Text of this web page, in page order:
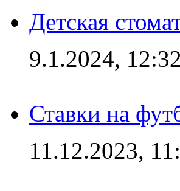
Детская
9.1.2024, 12:32
Ставки на
11.12.2023,